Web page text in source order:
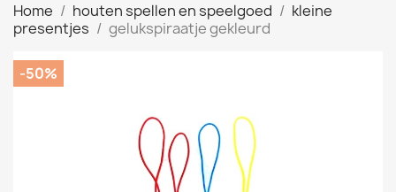
Home houten spellen en speelgoed
kleine
presentjes
gelukspiraatje gekleurd
-50%